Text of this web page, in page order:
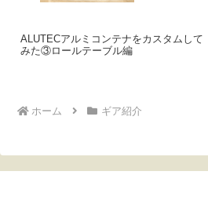
ALUTECアルミコンテナをカスタムして
みた③ロールテーブル編
ホーム ギア紹介